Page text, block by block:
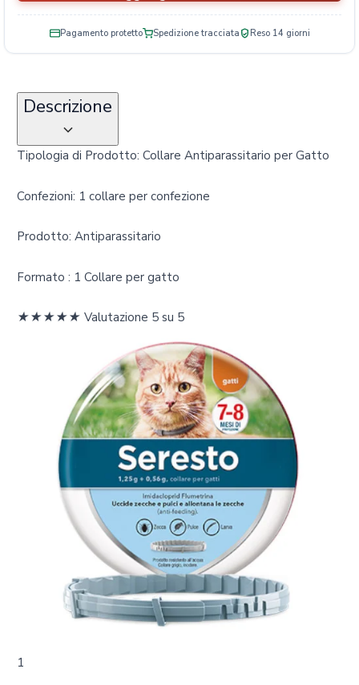
Pagamento protetto Spedizione tracciata Reso 14 giorni
Descrizione
Tipologia di Prodotto: Collare Antiparassitario per Gatto
Confezioni: 1 collare per confezione
Prodotto: Antiparassitario
Formato : 1 Collare per gatto
★★★★★ Valutazione 5 su 5
1